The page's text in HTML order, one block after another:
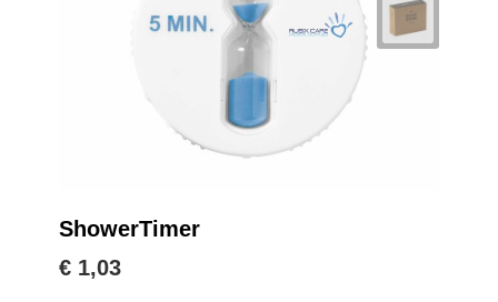
ShowerTimer
€ 1,03